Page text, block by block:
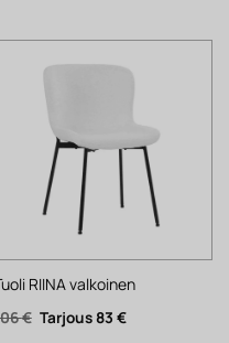
RIINA valkoinen
€ Alkuperäinen
hinta
83 €Nykyinen